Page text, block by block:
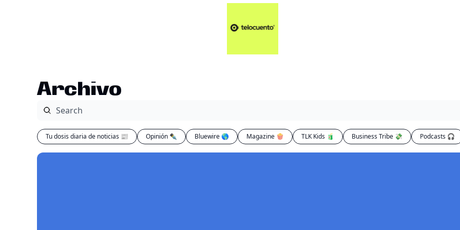
Archivo
Tu dosis diaria de noticias 📰 Opinión ✒️ Bluewire 🌎 Magazine 🍿 TLK Kids 🧃 Business Tribe 💸 Podcasts 🎧